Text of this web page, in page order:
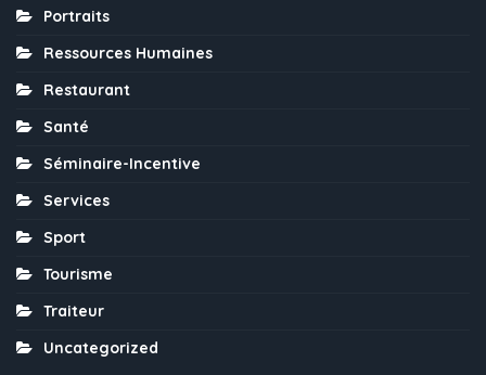
Portraits
Ressources Humaines
Restaurant
Santé
Séminaire-Incentive
Services
Sport
Tourisme
Traiteur
Uncategorized